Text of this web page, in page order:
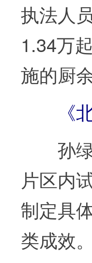
执法人
1.34万
施的厨
《北
孙绿
片区内
制定具
类成效。